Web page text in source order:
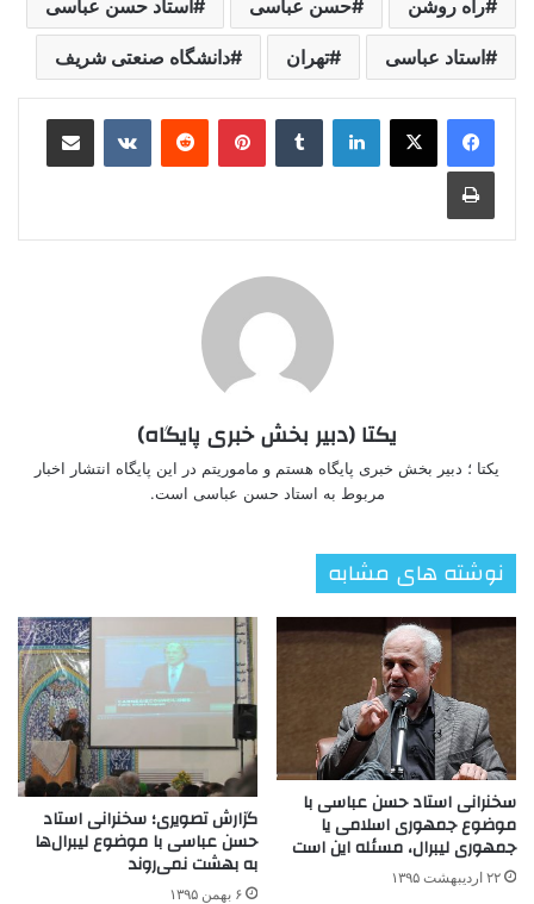
راه روشن حسن عباسی استاد حسن عباسی
استاد عباسی تهران دانشگاه صنعتی شريف
لینکدین ‫تامبلر ‫پین‌ترست‫رددیت ‫VKontakteاشتراک گذاری از طریق ایمیل
چاپ
یکتا (دبیر بخش خبری پایگاه)
یکتا ؛ دبیر بخش خبری پایگاه هستم و ماموریتم در این پایگاه انتشار اخبار
مربوط به استاد حسن عباسی است.
نوشته های مشابه
سخنرانی استاد حسن عباسی با
موضوع جمهوری اسلامی‌ یا
جمهوری لیبرال، مسئله این است
۲۲ اردیبهشت ۱۳۹۵
گزارش تصویری؛ سخنرانی استاد
حسن عباسی با موضوع لیبرال‌ها
به بهشت نمی‌روند
۶ بهمن ۱۳۹۵